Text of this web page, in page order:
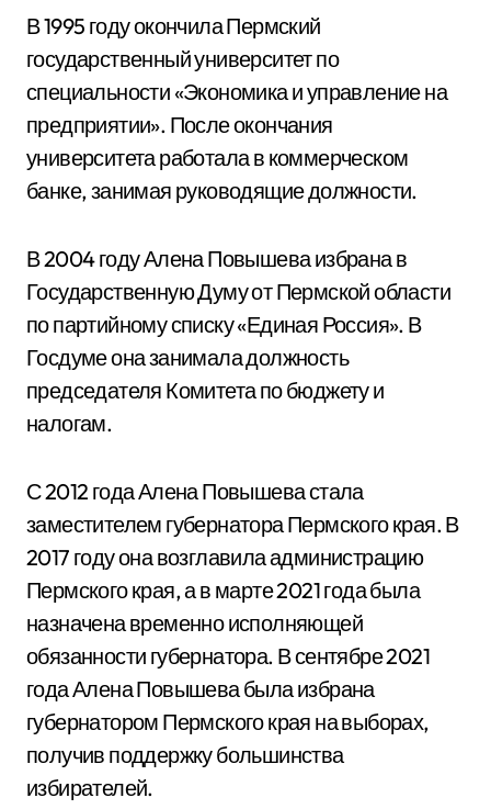
В 1995 году окончила Пермский
государственный университет по
специальности «Экономика и управление на
предприятии». После окончания
университета работала в коммерческом
банке, занимая руководящие должности.
В 2004 году Алена Повышева избрана в
Государственную Думу от Пермской области
по партийному списку «Единая Россия». В
Госдуме она занимала должность
председателя Комитета по бюджету и
налогам.
С 2012 года Алена Повышева стала
заместителем губернатора Пермского края. В
2017 году она возглавила администрацию
Пермского края, а в марте 2021 года была
назначена временно исполняющей
обязанности губернатора. В сентябре 2021
года Алена Повышева была избрана
губернатором Пермского края на выборах,
получив поддержку большинства
избирателей.